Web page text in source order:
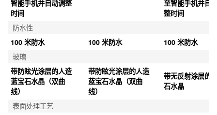
智能手机并自动调整
时间
至智能手机并自
整时间
防水性
100 米防水
100 米防水
100 米防水
玻璃
带防眩光涂层的人造
蓝宝石水晶（双曲
线）
带防眩光涂层的人造
蓝宝石水晶（双曲
线）
带无反射涂层的
石水晶
表面处理工艺